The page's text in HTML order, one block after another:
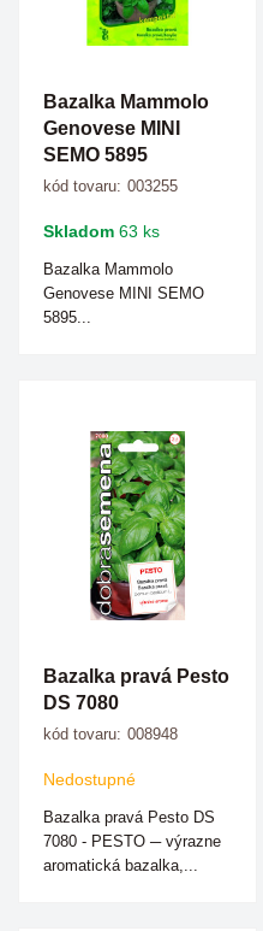
Bazalka Mammolo
Genovese MINI
SEMO 5895
kód tovaru: 003255
Skladom 63 ks
Bazalka Mammolo
Genovese MINI SEMO
5895...
Bazalka pravá Pesto
DS 7080
kód tovaru: 008948
Nedostupné
Bazalka pravá Pesto DS
7080 - PESTO ─ výrazne
aromatická bazalka,...